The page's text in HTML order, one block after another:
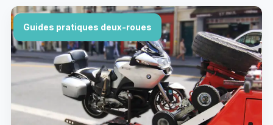
Guides pratiques deux-roues